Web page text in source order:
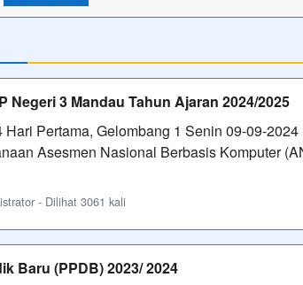
Negeri 3 Mandau Tahun Ajaran 2024/2025
Pertama, Gelombang 1 Senin 09-09-
Asesmen Nasional Berbasis Komputer
- Dilihat 3061 kali
Baru (PPDB) 2023/ 2024